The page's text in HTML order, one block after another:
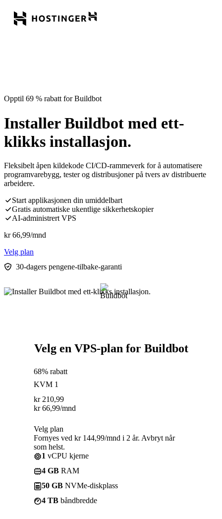
Opptil 69 % rabatt for Buildbot
Installer Buildbot med ett-
klikks installasjon.
Fleksibelt åpen kildekode CI/CD-rammeverk for å automatisere
programvarebygg, tester og distribusjoner på tvers av distribuerte
arbeidere.
Start applikasjonen din umiddelbart
Gratis automatiske ukentlige sikkerhetskopier
AI-administrert VPS
kr 66,99/mnd
Velg plan
30-dagers pengene-tilbake-garanti
Velg en VPS-plan for Buildbot
68% rabatt
KVM 1
kr 210,99
kr 66,99/mnd
Velg plan
Fornyes ved kr 144,99/mnd i 2 år. Avbryt når
som helst.
1 vCPU kjerne
4 GB RAM
50 GB NVMe-diskplass
4 TB båndbredde